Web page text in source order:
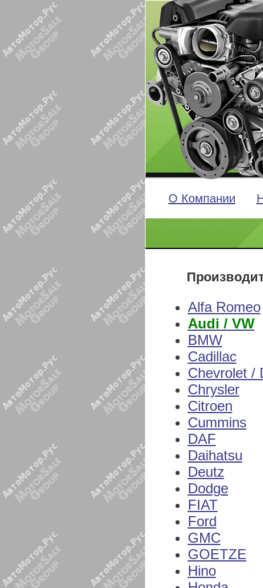
О Компании
Alfa Romeo
Audi / VW
BMW
Cadillac
Chevrolet /
Chrysler
Citroen
Cummins
DAF
Daihatsu
Deutz
Dodge
FIAT
Ford
GMC
GOETZE
Hino